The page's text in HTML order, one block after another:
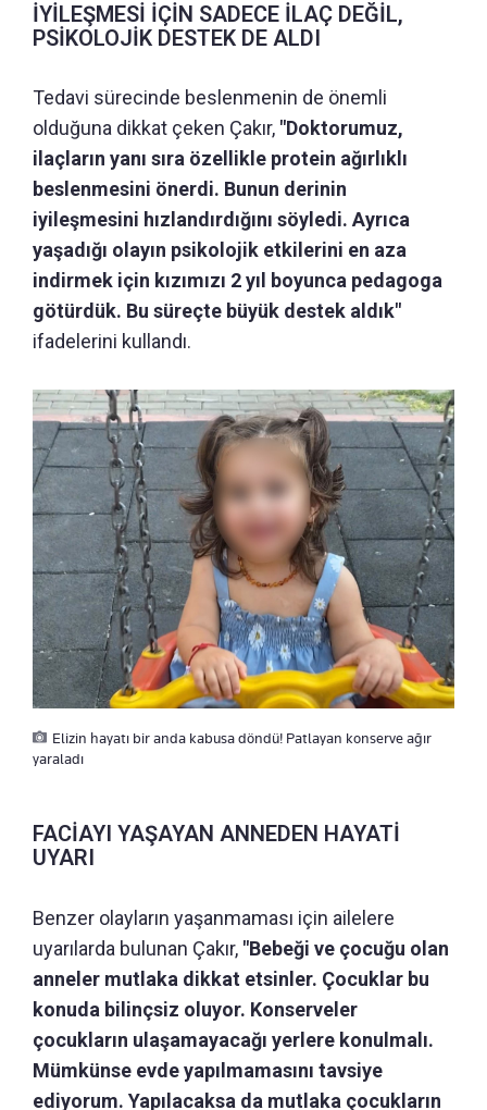
İYİLEŞMESİ İÇİN SADECE İLAÇ DEĞİL,
PSİKOLOJİK DESTEK DE ALDI
Tedavi sürecinde beslenmenin de önemli
olduğuna dikkat çeken Çakır, "Doktorumuz,
ilaçların yanı sıra özellikle protein ağırlıklı
beslenmesini önerdi. Bunun derinin
iyileşmesini hızlandırdığını söyledi. Ayrıca
yaşadığı olayın psikolojik etkilerini en aza
indirmek için kızımızı 2 yıl boyunca pedagoga
götürdük. Bu süreçte büyük destek aldık"
ifadelerini kullandı.
Elizin hayatı bir anda kabusa döndü! Patlayan konserve ağır
yaraladı
FACİAYI YAŞAYAN ANNEDEN HAYATİ
UYARI
Benzer olayların yaşanmaması için ailelere
uyarılarda bulunan Çakır, "Bebeği ve çocuğu olan
anneler mutlaka dikkat etsinler. Çocuklar bu
konuda bilinçsiz oluyor. Konserveler
çocukların ulaşamayacağı yerlere konulmalı.
Mümkünse evde yapılmamasını tavsiye
ediyorum. Yapılacaksa da mutlaka çocukların